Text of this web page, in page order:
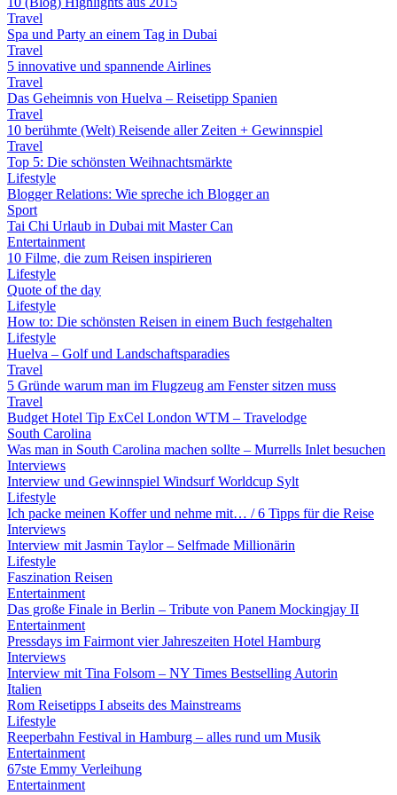
Travel
Spa und Party an einem Tag in Dubai
Travel
5 innovative und spannende Airlines
Travel
Das Geheimnis von Huelva – Reisetipp Spanien
Travel
10 berühmte (Welt) Reisende aller Zeiten + Gewinnspiel
Travel
Top 5: Die schönsten Weihnachtsmärkte
Lifestyle
Blogger Relations: Wie spreche ich Blogger an
Sport
Tai Chi Urlaub in Dubai mit Master Can
Entertainment
10 Filme, die zum Reisen inspirieren
Lifestyle
Quote of the day
Lifestyle
How to: Die schönsten Reisen in einem Buch festgehalten
Lifestyle
Huelva – Golf und Landschaftsparadies
Travel
5 Gründe warum man im Flugzeug am Fenster sitzen muss
Travel
Budget Hotel Tip ExCel London WTM – Travelodge
South Carolina
Was man in South Carolina machen sollte – Murrells Inlet besuchen
Interviews
Interview und Gewinnspiel Windsurf Worldcup Sylt
Lifestyle
Ich packe meinen Koffer und nehme mit… / 6 Tipps für die Reise
Interviews
Interview mit Jasmin Taylor – Selfmade Millionärin
Lifestyle
Faszination Reisen
Entertainment
Das große Finale in Berlin – Tribute von Panem Mockingjay II
Entertainment
Pressdays im Fairmont vier Jahreszeiten Hotel Hamburg
Interviews
Interview mit Tina Folsom – NY Times Bestselling Autorin
Italien
Rom Reisetipps I abseits des Mainstreams
Lifestyle
Reeperbahn Festival in Hamburg – alles rund um Musik
Entertainment
67ste Emmy Verleihung
Entertainment